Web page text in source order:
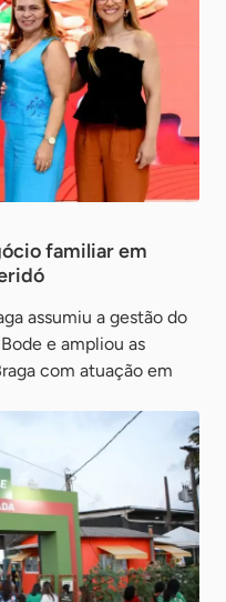
familiar em
assumiu a gestão do
e ampliou as
com atuação em